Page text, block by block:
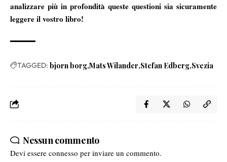
analizzare più in profondità queste questioni sia sicuramente
leggere il vostro libro!
TAGGED: bjorn borg Mats Wilander Stefan Edberg Svezia
Nessun commento
Devi essere connesso per inviare un commento.